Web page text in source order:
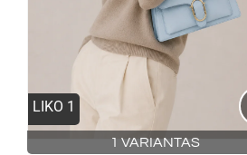
LIKO 1
1 VARIANTAS